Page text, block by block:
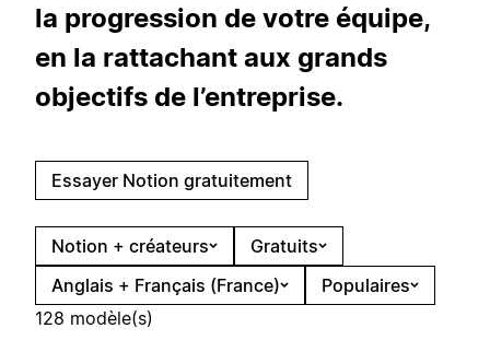
la progression de votre équipe,
en la rattachant aux grands
objectifs de l’entreprise.
Essayer Notion gratuitement
Notion + créateurs
Gratuits
Anglais + Français (France)
Populaires
128 modèle(s)